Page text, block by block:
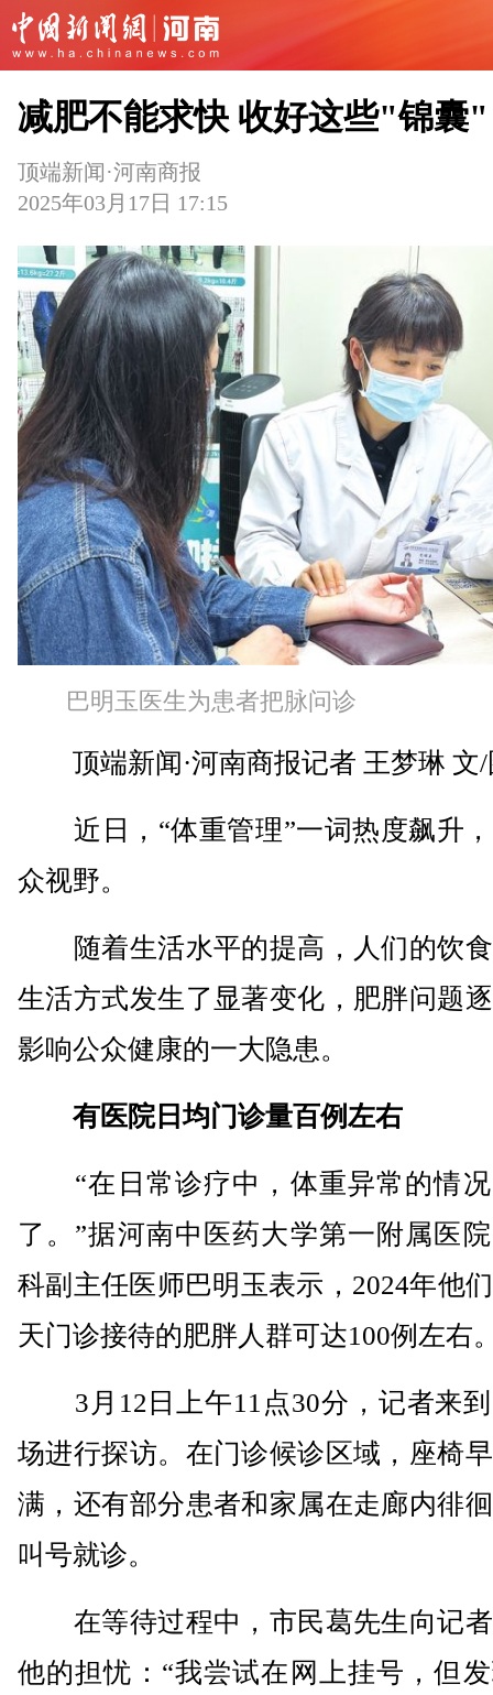
减肥不能求快 收好这些"锦囊"
顶端新闻·河南商报
2025年03月17日 17:15
巴明玉医生为患者把脉问诊
顶端新闻·河南商报记者 王梦琳 文/
近日，“体重管理”一词热度飙升
众视野。
随着生活水平的提高，人们的饮
生活方式发生了显著变化，肥胖问题
影响公众健康的一大隐患。
有医院日均门诊量百例左右
“在日常诊疗中，体重异常的情况
了。”据河南中医药大学第一附属医
科副主任医师巴明玉表示，2024年他
天门诊接待的肥胖人群可达100例左右
3月12日上午11点30分，记者来到
场进行探访。在门诊候诊区域，座椅
满，还有部分患者和家属在走廊内徘
叫号就诊。
在等待过程中，市民葛先生向记
他的担忧：“我尝试在网上挂号，但